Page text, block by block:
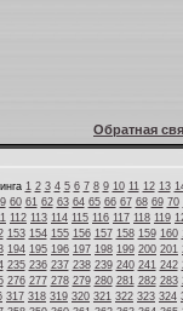
Обратная
1 2 3 4 5 6 7 8 9 10 11 12 13
60 61 62 63 64 65 66 67 68 69 70
112 113 114 115 116 117 118 119
153 154 155 156 157 158 159 160
194 195 196 197 198 199 200 201
235 236 237 238 239 240 241 242
276 277 278 279 280 281 282 283
317 318 319 320 321 322 323 324